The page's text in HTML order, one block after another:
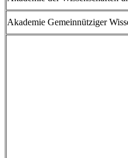
Akademie Gemeinnütziger